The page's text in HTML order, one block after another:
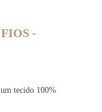
-
tecido 100%